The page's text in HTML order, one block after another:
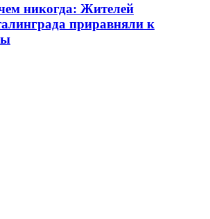
никогда: Жителей
приравняли к